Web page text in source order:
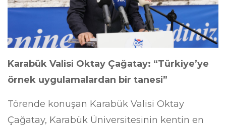
Karabük Valisi Oktay Çağatay: “Türkiye’ye
örnek uygulamalardan bir tanesi”
Törende konuşan Karabük Valisi Oktay
Çağatay, Karabük Üniversitesinin kentin en